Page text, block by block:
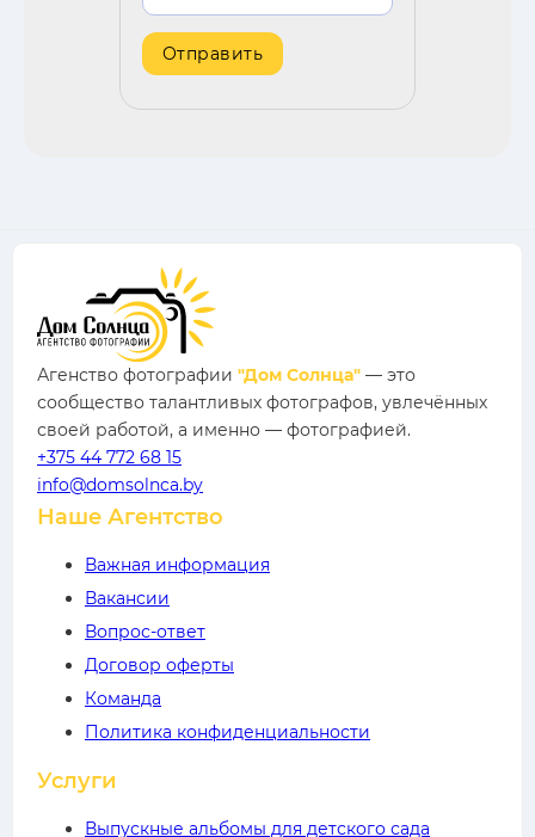
Агенство фотографии "Дом Солнца" — это
сообщество талантливых фотографов, увлечённых
своей работой, а именно — фотографией.
+375 44 772 68 15
info@domsolnca.by
Наше Агентство
Важная информация
Вакансии
Вопрос-ответ
Договор оферты
Команда
Политика конфиденциальности
Услуги
Выпускные альбомы для детского сада